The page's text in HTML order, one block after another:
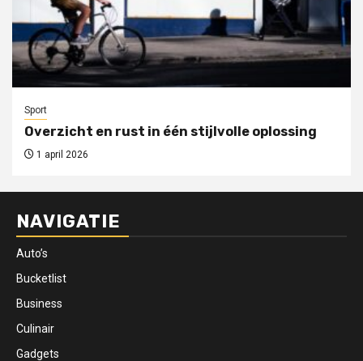
Sport
Overzicht en rust in één stijlvolle oplossing
1 april 2026
NAVIGATIE
Auto’s
Bucketlist
Business
Culinair
Gadgets